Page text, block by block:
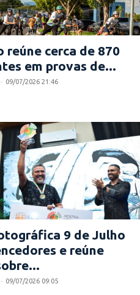
reúne cerca de 870
em provas de...
- 09/07/2026 21:46
9 de Julho
e reúne
- 09/07/2026 09:05